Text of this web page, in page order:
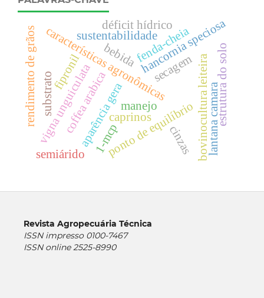
caprinos
características agronômicas
vigna unguiculata
sustentabilidade
coffea arabicaponto de equilíbriobovinocultura leiteira
aparência gera
1-mcp
hancornia speciosa
rendimento de grãos
déficit hídrico
fipronil
lantana camara
fenda-cheia
manejo estrutura do solo
secagem
cinzas
substrato
bebida
semiárido
Revista Agropecuária Técnica
ISSN impresso 0100-7467
ISSN online 2525-8990